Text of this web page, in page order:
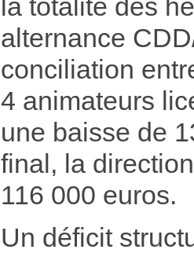
la totalité des
alternance
conciliation
4 animateurs
une baisse de
final, la
116 000 euros.
Un déficit